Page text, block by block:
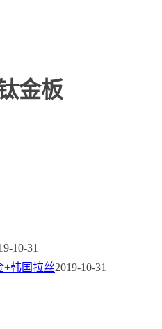
金板
10-31
+韩国拉丝2019-10-31